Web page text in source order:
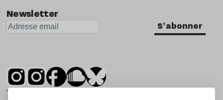
Newsletter
S'abonner
Tsugi est un mensuel indépendant sur la